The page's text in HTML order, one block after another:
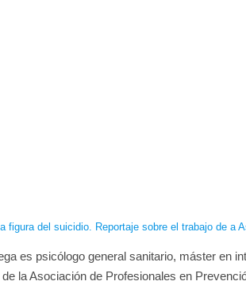
figura del suicidio. Reportaje sobre el trabajo de a
es psicólogo general sanitario, máster en
la Asociación de Profesionales en